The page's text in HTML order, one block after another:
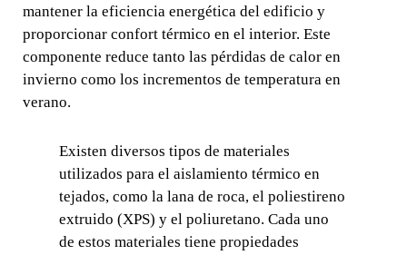
mantener la eficiencia energética del edificio y
proporcionar confort térmico en el interior. Este
componente reduce tanto las pérdidas de calor en
invierno como los incrementos de temperatura en
verano.
Existen diversos tipos de materiales
utilizados para el aislamiento térmico en
tejados, como la lana de roca, el poliestireno
extruido (XPS) y el poliuretano. Cada uno
de estos materiales tiene propiedades